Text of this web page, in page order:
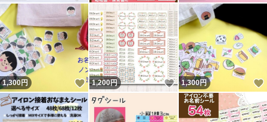
1,300円 いいね！
1,200円 いいね！
1,300円